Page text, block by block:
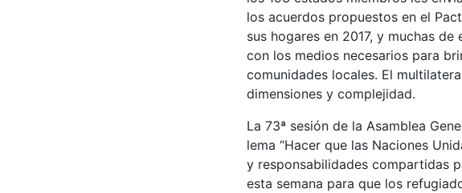
los acuerdos propuestos en el
sus hogares en 2017, y muchas
con los medios necesarios para
comunidades locales. El
dimensiones y complejidad.
La 73ª sesión de la Asamblea
lema “Hacer que las Naciones
y responsabilidades compartidas
esta semana para que los